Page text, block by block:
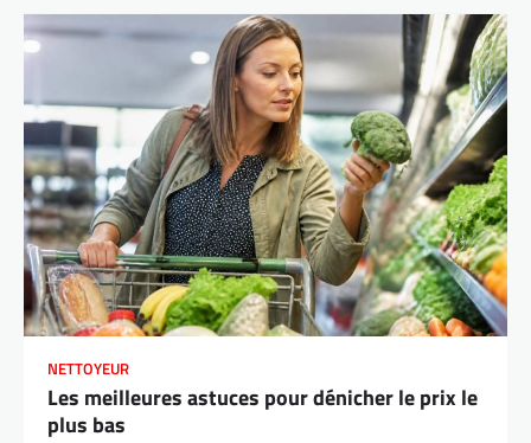
NETTOYEUR
Les meilleures astuces pour dénicher le prix le
plus bas